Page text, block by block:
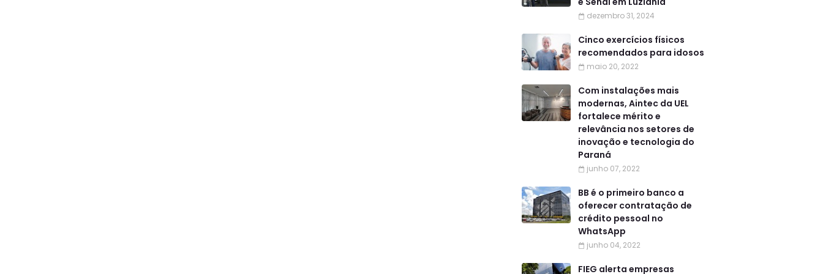
dezembro 31, 2024
Cinco exercícios físicos
recomendados para idosos
maio 20, 2022
Com instalações mais
modernas, Aintec da UEL
fortalece mérito e
relevância nos setores de
inovação e tecnologia do
Paraná
junho 07, 2022
BB é o primeiro banco a
oferecer contratação de
crédito pessoal no
WhatsApp
junho 04, 2022
FIEG alerta empresas